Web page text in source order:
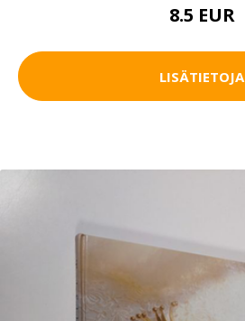
8.5 EUR
LISÄTIETOJA